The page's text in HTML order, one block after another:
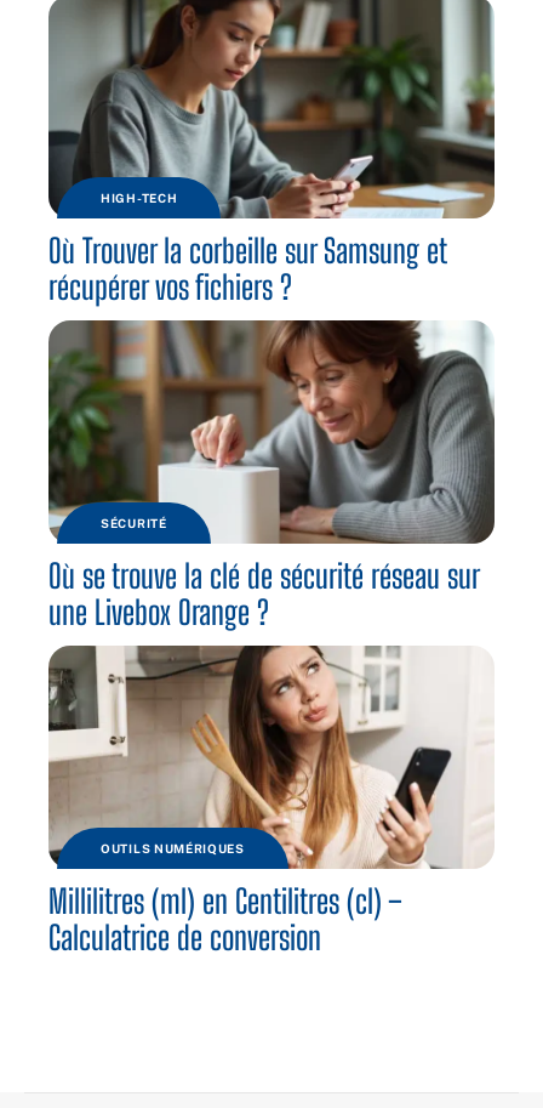
HIGH-TECH
Où Trouver la corbeille sur Samsung et
récupérer vos fichiers ?
SÉCURITÉ
Où se trouve la clé de sécurité réseau sur
une Livebox Orange ?
OUTILS NUMÉRIQUES
Millilitres (ml) en Centilitres (cl) –
Calculatrice de conversion